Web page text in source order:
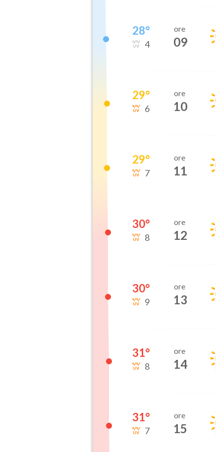
28°
4
ore
09
29°
6
ore
10
29°
7
ore
11
30°
8
ore
12
30°
9
ore
13
31°
8
ore
14
31°
7
ore
15